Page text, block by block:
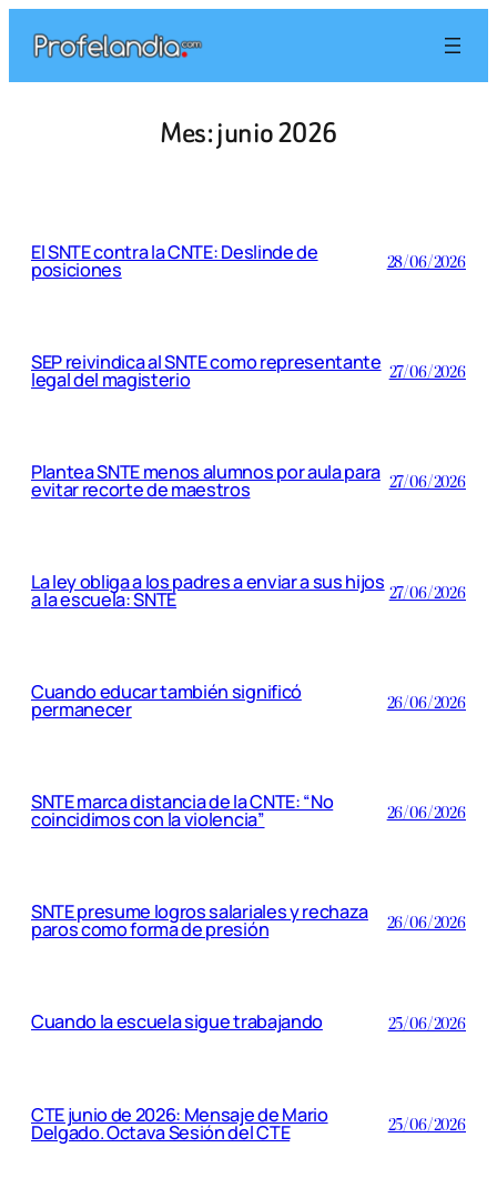
contenido
Mes:junio 2026
El SNTE contra la CNTE: Deslinde de
posiciones 28/06/2026
SEP reivindica al SNTE como representante
legal del magisterio 27/06/2026
Plantea SNTE menos alumnos por aula para
evitar recorte de maestros 27/06/2026
La ley obliga a los padres a enviar a sus hijos
a la escuela: SNTE 27/06/2026
Cuando educar también significó
permanecer 26/06/2026
SNTE marca distancia de la CNTE: “No
coincidimos con la violencia” 26/06/2026
SNTE presume logros salariales y rechaza
paros como forma de presión 26/06/2026
Cuando la escuela sigue trabajando 25/06/2026
CTE junio de 2026: Mensaje de Mario
Delgado. Octava Sesión del CTE 25/06/2026